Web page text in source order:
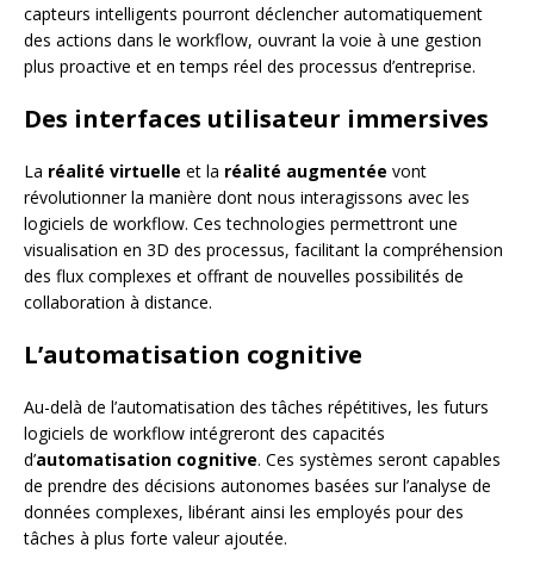
capteurs intelligents pourront déclencher automatiquement
des actions dans le workflow, ouvrant la voie à une gestion
plus proactive et en temps réel des processus d’entreprise.
Des interfaces utilisateur immersives
La réalité virtuelle et la réalité augmentée vont
révolutionner la manière dont nous interagissons avec les
logiciels de workflow. Ces technologies permettront une
visualisation en 3D des processus, facilitant la compréhension
des flux complexes et offrant de nouvelles possibilités de
collaboration à distance.
L’automatisation cognitive
Au-delà de l’automatisation des tâches répétitives, les futurs
logiciels de workflow intégreront des capacités
d’automatisation cognitive. Ces systèmes seront capables
de prendre des décisions autonomes basées sur l’analyse de
données complexes, libérant ainsi les employés pour des
tâches à plus forte valeur ajoutée.